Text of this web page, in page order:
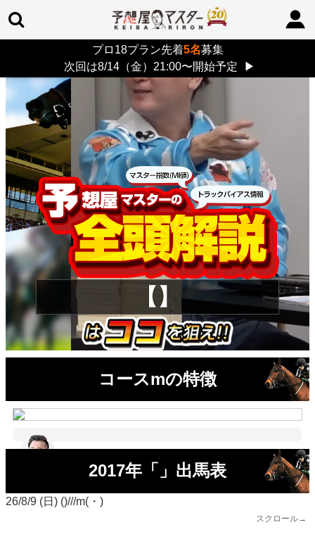
プロ18プラン先着5名募集
次回は8/14（金）21:00〜開始予定
▶
> 26/8/9 (日)
【】
コースmの特徴
2017年「」出馬表
26/8/9 (日) ()///m(・)
スクロール→